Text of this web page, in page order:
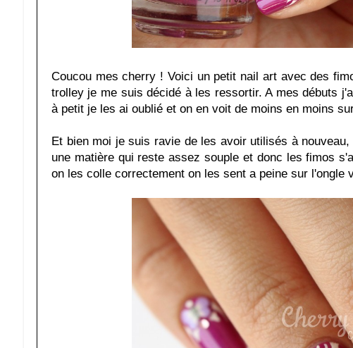
Coucou mes cherry ! Voici un petit nail art avec des
trolley je me suis décidé à les ressortir. A mes débuts
à petit je les ai oublié et on en voit de moins en moins
Et bien moi je suis ravie de les avoir utilisés à
une matière qui reste assez souple et donc les fimos
on les colle correctement on les sent a peine sur l'ongle